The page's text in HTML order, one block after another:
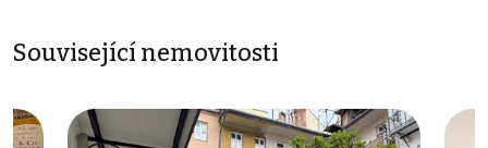
Související nemovitosti